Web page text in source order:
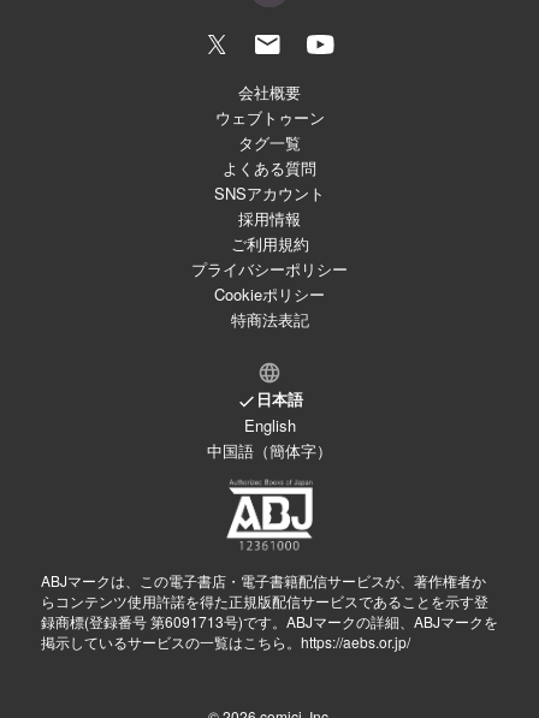
会社概要
ウェブトゥーン
タグ一覧
よくある質問
SNSアカウント
採用情報
ご利用規約
プライバシーポリシー
Cookieポリシー
特商法表記
日本語
English
中国語（簡体字）
ABJマークは、この電子書店・電子書籍配信サービスが、著作権者か
らコンテンツ使用許諾を得た正規版配信サービスであることを示す登
録商標(登録番号 第6091713号)です。ABJマークの詳細、ABJマークを
掲示しているサービスの一覧はこちら。 https://aebs.or.jp/